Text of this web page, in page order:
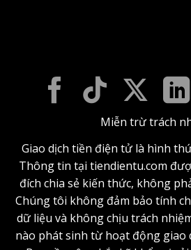
Miễn trừ trách
Giao dịch tiền điện tử là hình
Thông tin tại tiendientu.com
đích chia sẻ kiến thức, không
Chúng tôi không đảm bảo tính
dữ liệu và không chịu trách
nào phát sinh từ hoạt động giao